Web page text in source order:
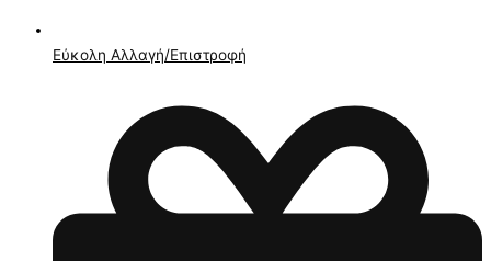
Εύκολη Αλλαγή/Επιστροφή